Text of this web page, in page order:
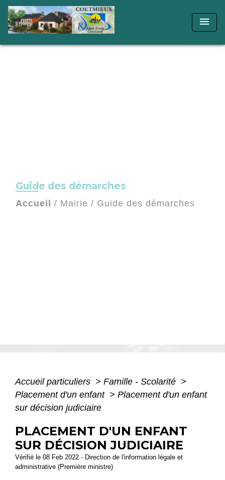
menu
Guide des démarches
Accueil / Mairie / Guide des démarches
Accueil particuliers > Famille - Scolarité >
Placement d'un enfant > Placement d'un enfant
sur décision judiciaire
PLACEMENT D'UN ENFANT
SUR DÉCISION JUDICIAIRE
Vérifié le 08 Feb 2022 - Direction de l'information légale et
administrative (Première ministre)